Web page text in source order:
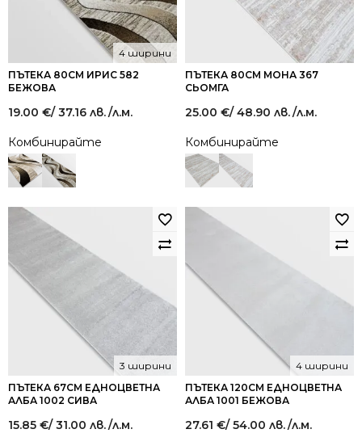
ПЪТЕКА 80СМ ИРИС 582
БЕЖОВА
4 ширини
19.00 €/ 37.16 лв./л.м.
Комбинирайте
ПЪТЕКА 80СМ МОНА 367
СЬОМГА
25.00 €/ 48.90 лв./л.м.
Комбинирайте
ПЪТЕКА 67СМ ЕДНОЦВЕТНА
АЛБА 1002 СИВА
3 ширини
15.85 €/ 31.00 лв./л.м.
ПЪТЕКА 120СМ ЕДНОЦВЕТНА
АЛБА 1001 БЕЖОВА
4 ширини
27.61 €/ 54.00 лв./л.м.